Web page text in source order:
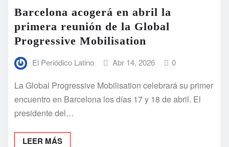
Barcelona acogerá en abril la
primera reunión de la Global
Progressive Mobilisation
El Periódico Latino Abr 14, 2026 0
La Global Progressive Mobilisation celebrará su primer
encuentro en Barcelona los días 17 y 18 de abril. El
presidente del…
LEER MÁS